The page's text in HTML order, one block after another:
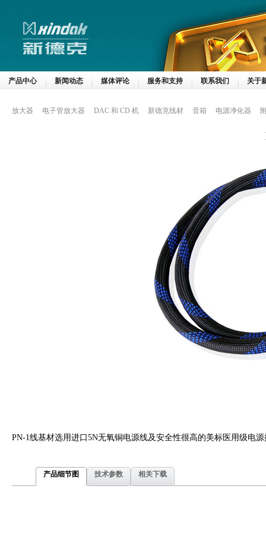
产品中心 新闻动态 媒体评论 服务和支持 联系我们 关于
放大器 电子管放大器 DAC 和 CD 机 新德克线材 音箱 电源净化器
PN-1线基材选用进口5N无氧铜电源线及安全性很高的美标医用级电
产品细节图 技术参数 相关下载